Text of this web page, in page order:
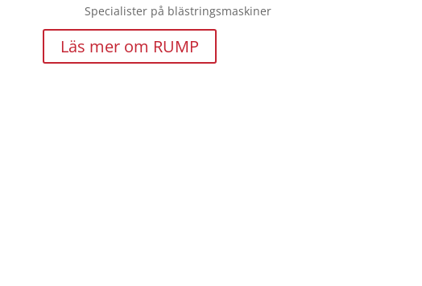
Specialister på blästringsmaskiner
Läs mer om RUMP